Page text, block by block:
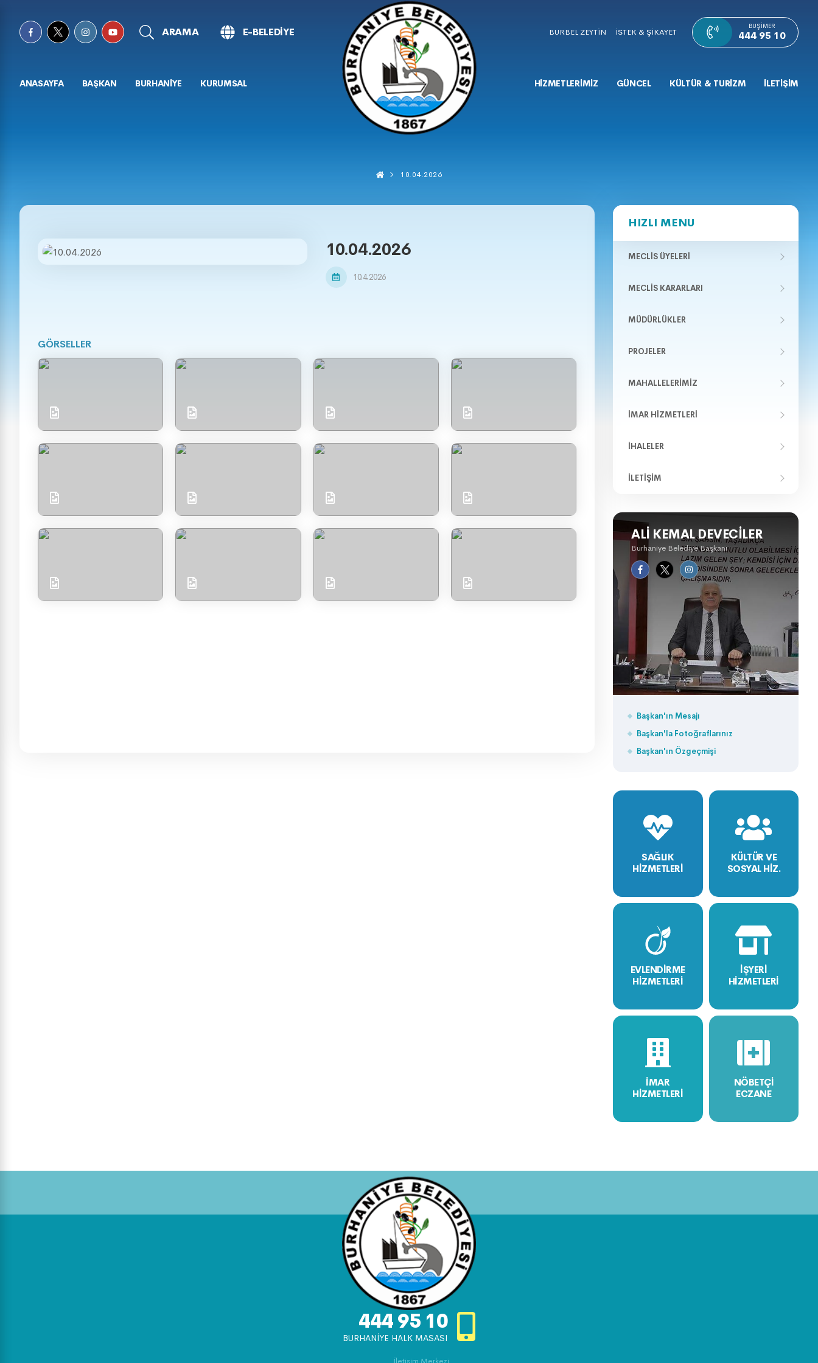
ARAMA E-BELEDİYE BURBEL ZEYTİN İSTEK & ŞİKAYET
BUŞIMER
444 95 10
ANASAYFA BAŞKAN BURHANİYE KURUMSAL HİZMETLERİMİZ GÜNCEL KÜLTÜR & TURİZM İLETİŞİM
10.04.2026
HIZLI MENU
MECLIS ÜYELERI
MECLIS KARARLARI
MÜDÜRLÜKLER
PROJELER
MAHALLELERIMIZ
İMAR HIZMETLERI
İHALELER
İLETIŞIM
ALI KEMAL DEVECILER
Burhaniye Belediye Başkanı
Başkan'ın Mesajı
Başkan'la Fotoğraflarınız
Başkan'ın Özgeçmişi
SAĞLIK
HİZMETLERİ
KÜLTÜR VE
SOSYAL HİZ.
EVLENDİRME
HİZMETLERİ
İŞYERİ
HİZMETLERİ
İMAR
HİZMETLERİ
NÖBETÇİ
ECZANE
10.04.2026
10.4.2026
GÖRSELLER
444 95 10
BURHANİYE HALK MASASI
İletişim Merkezi